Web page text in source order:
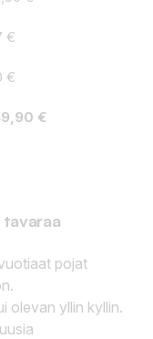
€
€
€
pojat
olevan yllin kyllin.